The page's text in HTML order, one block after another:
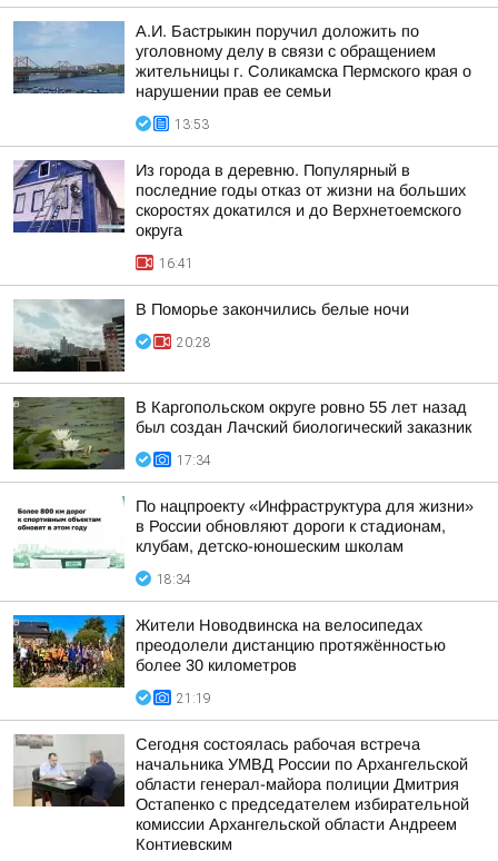
А.И. Бастрыкин поручил доложить по
уголовному делу в связи с обращением
жительницы г. Соликамска Пермского края о
нарушении прав ее семьи
13:53
Из города в деревню. Популярный в
последние годы отказ от жизни на больших
скоростях докатился и до Верхнетоемского
округа
16:41
В Поморье закончились белые ночи
20:28
В Каргопольском округе ровно 55 лет назад
был создан Лачский биологический заказник
17:34
По нацпроекту «Инфраструктура для жизни»
в России обновляют дороги к стадионам,
клубам, детско-юношеским школам
18:34
Жители Новодвинска на велосипедах
преодолели дистанцию протяжённостью
более 30 километров
21:19
Сегодня состоялась рабочая встреча
начальника УМВД России по Архангельской
области генерал-майора полиции Дмитрия
Остапенко с председателем избирательной
комиссии Архангельской области Андреем
Контиевским